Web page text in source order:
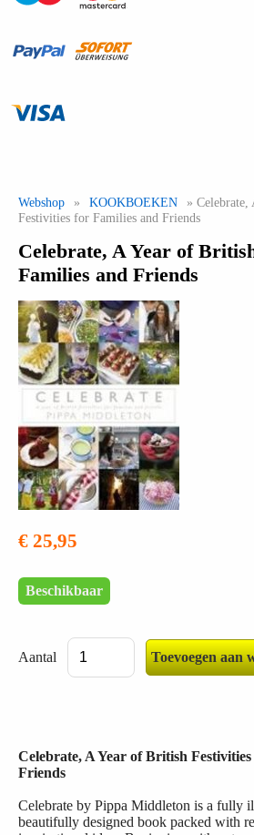
Webshop » KOOKBOEKEN
»
Festivities for Families and Friends
Celebrate, A Year of
Families and Friends
€ 25,95
Beschikbaar
Aantal
Celebrate, A Year of British
Friends
Celebrate by Pippa Middleton is a fully
beautifully designed book packed with